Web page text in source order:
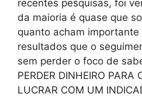
recentes pesquisas, foi
da maioria é quase que
quanto acham
resultados que o
sem perder o foco de
PERDER DINHEIRO PARA
LUCRAR COM UM